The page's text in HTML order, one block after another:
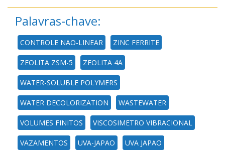
Palavras-chave:
CONTROLE NAO-LINEAR ZINC FERRITE
ZEOLITA ZSM-5 ZEOLITA 4A
WATER-SOLUBLE POLYMERS
WATER DECOLORIZATION WASTEWATER
VOLUMES FINITOS VISCOSIMETRO VIBRACIONAL
VAZAMENTOS UVA-JAPAO UVA JAPAO